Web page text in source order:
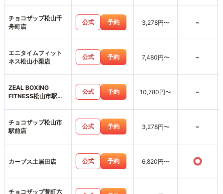
チョコザップ松山千
舟町店
公式 予約 3,278円〜 -
エニタイムフィット
ネス松山小栗店
公式 予約 7,480円〜 -
ZEAL BOXING
FITNESS松山市駅前
公式 予約 10,780円〜 -
チョコザップ松山市
駅前店
公式 予約 3,278円〜 -
カーブス土居田店 公式 予約 6,820円〜 ○
チョコザップ萱町六